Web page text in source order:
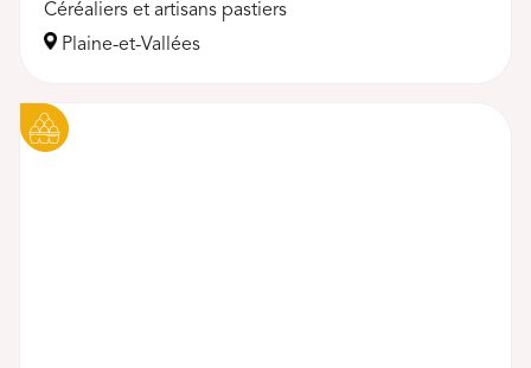
Céréaliers et artisans pastiers
Plaine-et-Vallées